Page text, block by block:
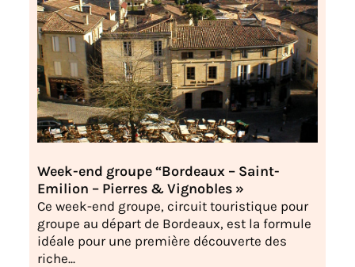
Week-end groupe “Bordeaux – Saint-
Emilion – Pierres & Vignobles »
Ce week-end groupe, circuit touristique pour
groupe au départ de Bordeaux, est la formule
idéale pour une première découverte des
riche...